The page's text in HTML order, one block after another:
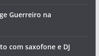
Guerreiro na
com saxofone e DJ